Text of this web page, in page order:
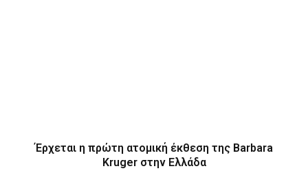
Έρχεται η πρώτη ατομική έκθεση της Barbara
Kruger στην Ελλάδα